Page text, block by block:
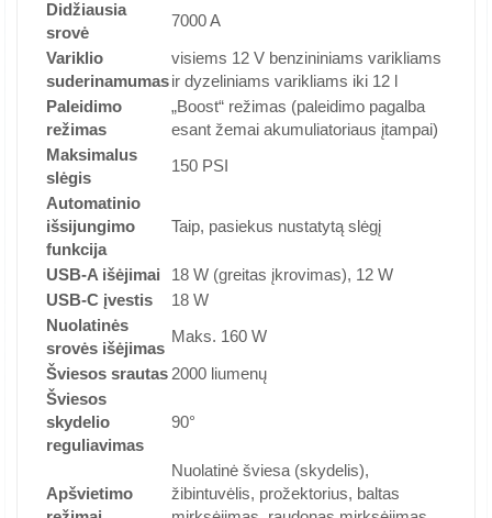
Didžiausia
srovė
7000 A
Variklio
suderinamumas
visiems 12 V benzininiams varikliams
ir dyzeliniams varikliams iki 12 l
Paleidimo
režimas
„Boost“ režimas (paleidimo pagalba
esant žemai akumuliatoriaus įtampai)
Maksimalus
slėgis
150 PSI
Automatinio
išsijungimo
funkcija
Taip, pasiekus nustatytą slėgį
USB-A išėjimai
18 W (greitas įkrovimas), 12 W
USB-C įvestis
18 W
Nuolatinės
srovės išėjimas
Maks. 160 W
Šviesos srautas 2000 liumenų
Šviesos
skydelio
reguliavimas
90°
Apšvietimo
Nuolatinė šviesa (skydelis),
žibintuvėlis, prožektorius, baltas